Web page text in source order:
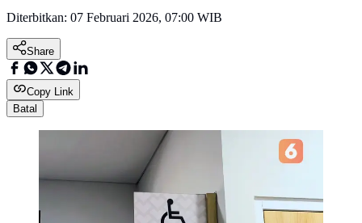
Diterbitkan: 07 Februari 2026, 07:00 WIB
Share
Copy Link
Batal